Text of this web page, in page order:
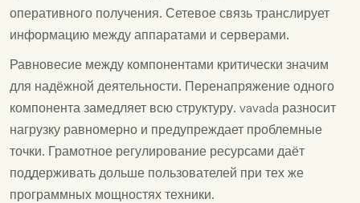
оперативного получения. Сетевое связь транслирует
информацию между аппаратами и серверами.
Равновесие между компонентами критически значим
для надёжной деятельности. Перенапряжение одного
компонента замедляет всю структуру. vavada разносит
нагрузку равномерно и предупреждает проблемные
точки. Грамотное регулирование ресурсами даёт
поддерживать дольше пользователей при тех же
программных мощностях техники.